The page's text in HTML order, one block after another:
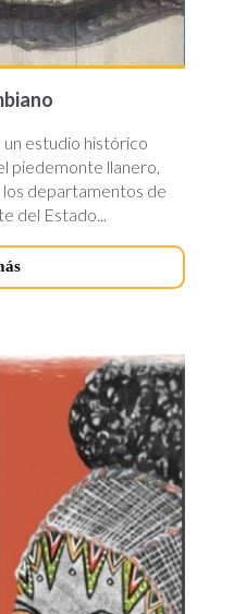
un estudio histórico
piedemonte llanero,
departamentos de
del Estado...